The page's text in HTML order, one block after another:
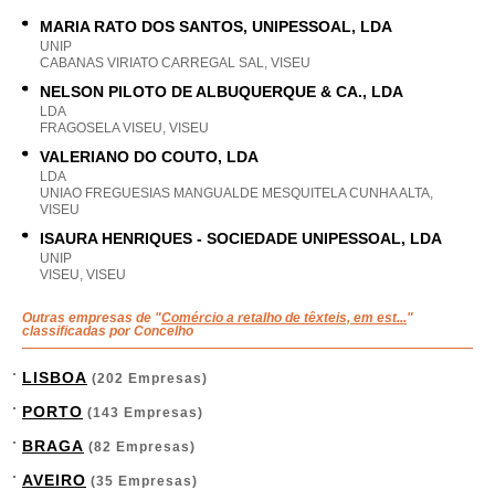
MARIA RATO DOS SANTOS, UNIPESSOAL, LDA
UNIP
CABANAS VIRIATO CARREGAL SAL, VISEU
NELSON PILOTO DE ALBUQUERQUE & CA., LDA
LDA
FRAGOSELA VISEU, VISEU
VALERIANO DO COUTO, LDA
LDA
UNIAO FREGUESIAS MANGUALDE MESQUITELA CUNHA ALTA,
VISEU
ISAURA HENRIQUES - SOCIEDADE UNIPESSOAL, LDA
UNIP
VISEU, VISEU
Outras empresas de "Comércio a retalho de têxteis, em est..."
classificadas por Concelho
LISBOA (202 Empresas)
PORTO (143 Empresas)
BRAGA (82 Empresas)
AVEIRO (35 Empresas)